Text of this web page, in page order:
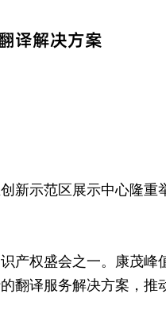
译解决方案
示范区展示中心隆重
权盛会之一。康茂峰
翻译服务解决方案，推